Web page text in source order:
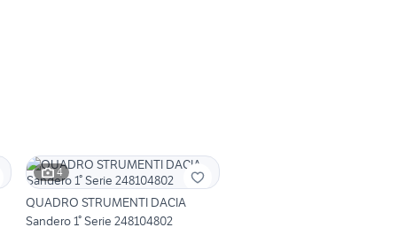
4
QUADRO STRUMENTI DACIA
Sandero 1° Serie 248104802